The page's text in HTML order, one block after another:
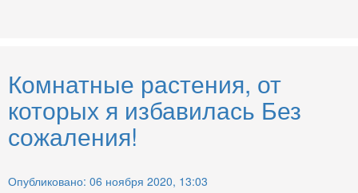
Комнатные растения, от
которых я избавилась Без
сожаления!
Опубликовано: 06 ноября 2020, 13:03